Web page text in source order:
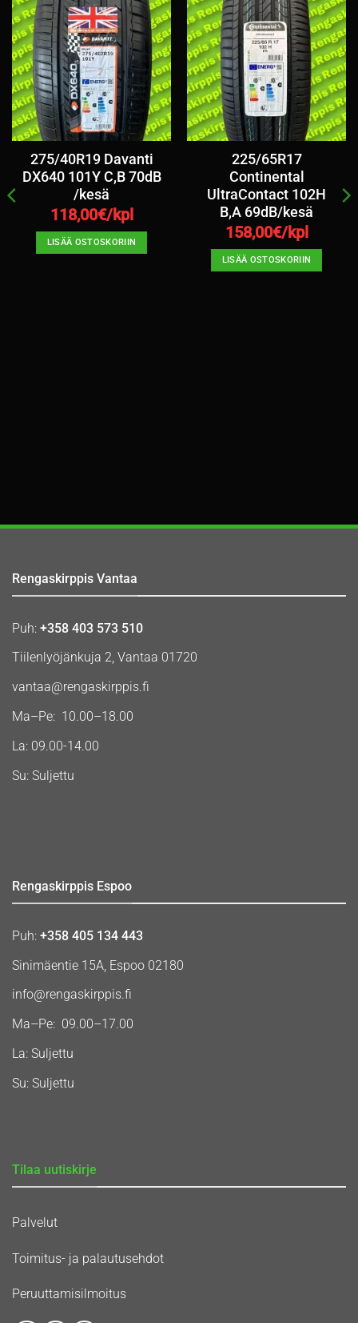
275/40R19 Davanti
DX640 101Y C,B 70dB
/kesä
118,00€/kpl
LISÄÄ OSTOSKORIIN
225/65R17
Continental
UltraContact 102H
B,A 69dB/kesä
158,00€/kpl
LISÄÄ OSTOSKORIIN
Rengaskirppis Vantaa
Puh: +358 403 573 510
Tiilenlyöjänkuja 2, Vantaa 01720
vantaa@rengaskirppis.fi
Ma–Pe: 10.00–18.00
La: 09.00-14.00
Su: Suljettu
Rengaskirppis Espoo
Puh: +358 405 134 443
Sinimäentie 15A, Espoo 02180
info@rengaskirppis.fi
Ma–Pe: 09.00–17.00
La: Suljettu
Su: Suljettu
Tilaa uutiskirje
Palvelut
Toimitus- ja palautusehdot
Peruuttamisilmoitus